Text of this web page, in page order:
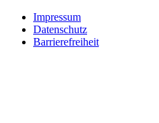
Impressum
Datenschutz
Barrierefreiheit